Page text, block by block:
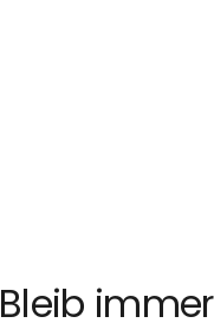
Bleib